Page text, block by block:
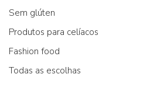
Sem glúten
Produtos para celíacos
Fashion food
Todas as escolhas